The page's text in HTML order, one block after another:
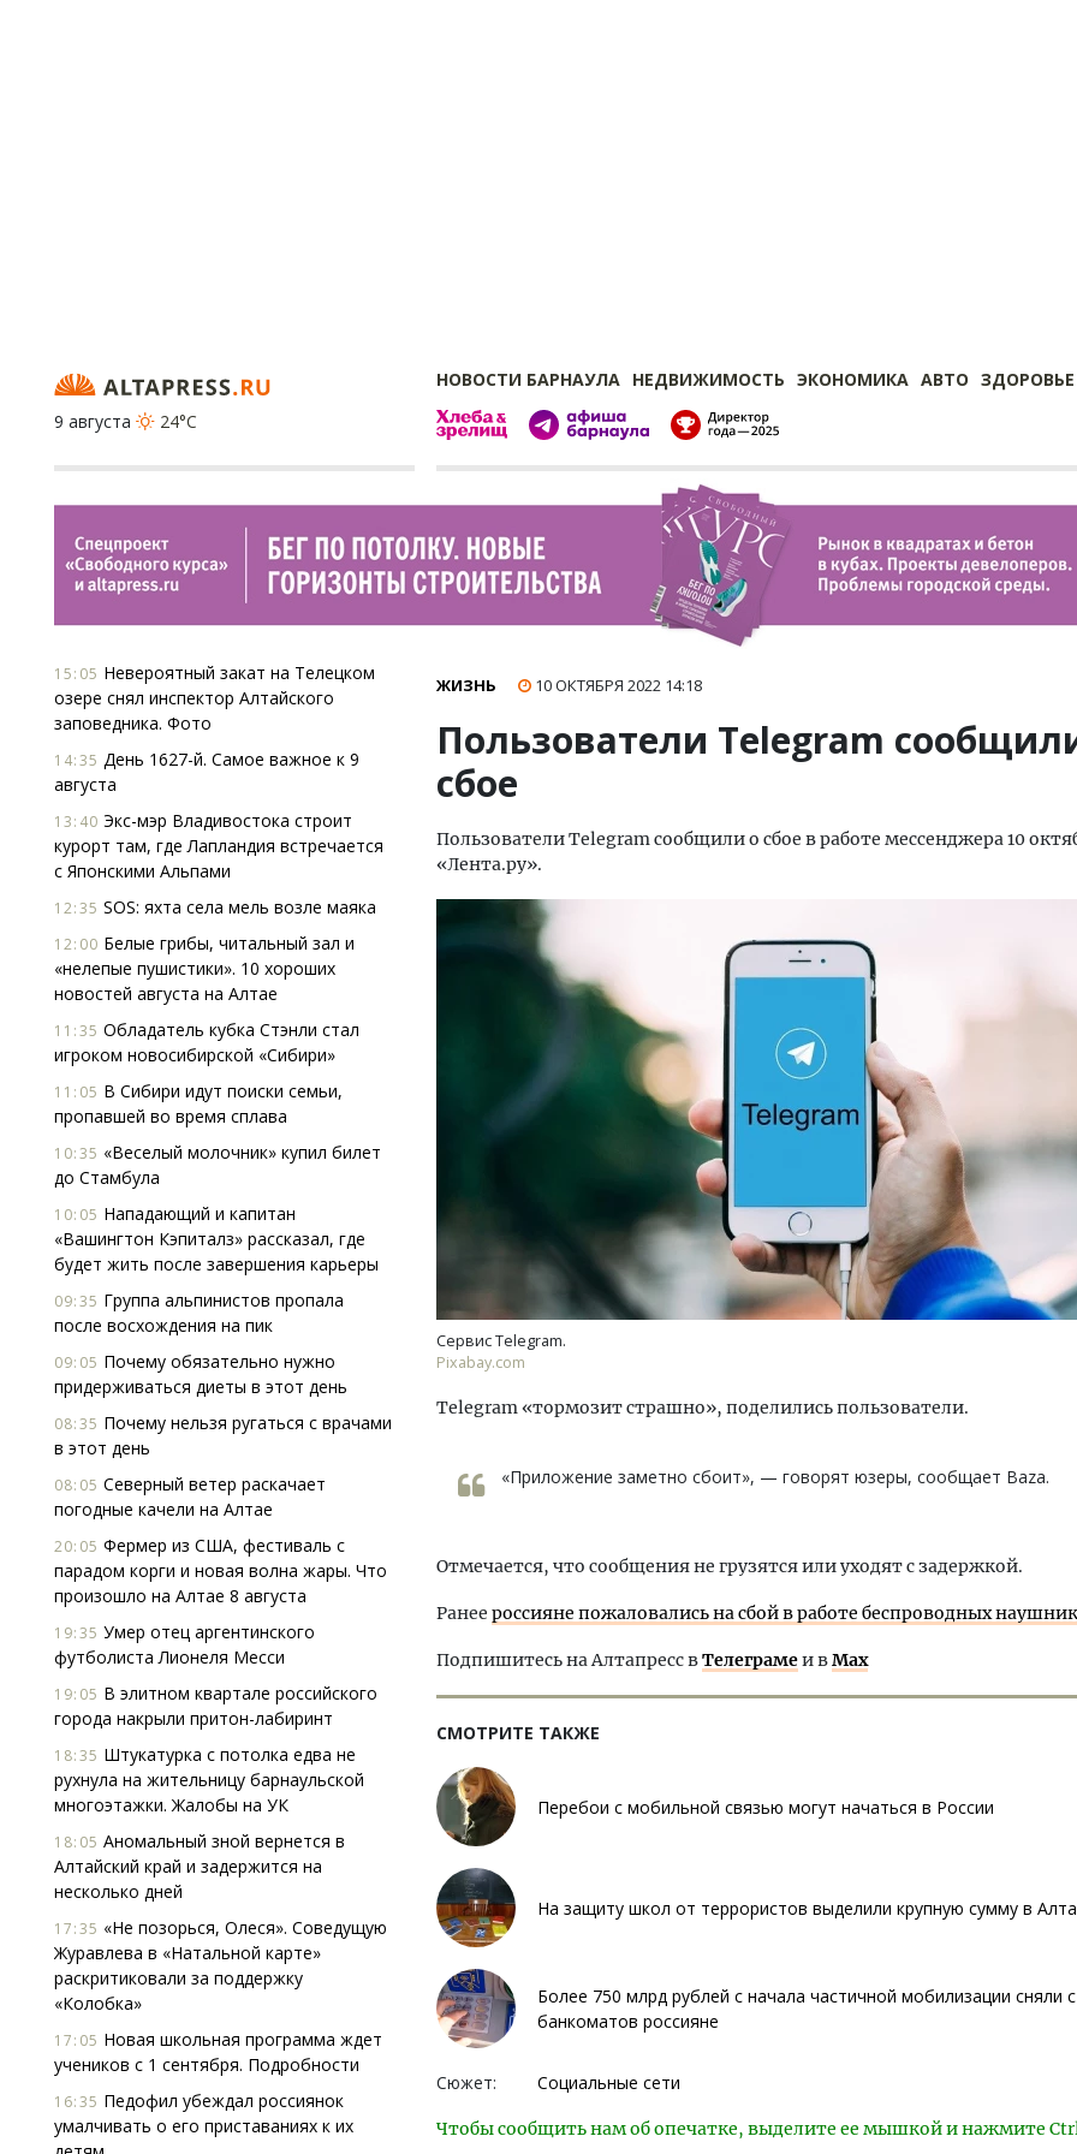
НОВОСТИ БАРНАУЛА НЕДВИЖИМОСТЬ ЭКОНОМИКА АВТО ЗДОРОВЬЕ
9 августа
24°C
15:05 Невероятный закат на Телецком
озере снял инспектор Алтайского
заповедника. Фото
14:35 День 1627-й. Самое важное к 9
августа
13:40 Экс-мэр Владивостока строит
курорт там, где Лапландия встречается
с Японскими Альпами
12:35 SOS: яхта села мель возле маяка
12:00 Белые грибы, читальный зал и
«нелепые пушистики». 10 хороших
новостей августа на Алтае
11:35 Обладатель кубка Стэнли стал
игроком новосибирской «Сибири»
11:05 В Сибири идут поиски семьи,
пропавшей во время сплава
10:35 «Веселый молочник» купил билет
до Стамбула
10:05 Нападающий и капитан
«Вашингтон Кэпиталз» рассказал, где
будет жить после завершения карьеры
09:35 Группа альпинистов пропала
после восхождения на пик
09:05 Почему обязательно нужно
придерживаться диеты в этот день
08:35 Почему нельзя ругаться с врачами
в этот день
08:05 Северный ветер раскачает
погодные качели на Алтае
20:05 Фермер из США, фестиваль с
парадом корги и новая волна жары. Что
произошло на Алтае 8 августа
19:35 Умер отец аргентинского
футболиста Лионеля Месси
19:05 В элитном квартале российского
города накрыли притон-лабиринт
18:35 Штукатурка с потолка едва не
рухнула на жительницу барнаульской
многоэтажки. Жалобы на УК
18:05 Аномальный зной вернется в
Алтайский край и задержится на
несколько дней
17:35 «Не позорься, Олеся». Соведущую
Журавлева в «Натальной карте»
раскритиковали за поддержку
«Колобка»
17:05 Новая школьная программа ждет
учеников с 1 сентября. Подробности
16:35 Педофил убеждал россиянок
умалчивать о его приставаниях к их
ЖИЗНЬ 10 ОКТЯБРЯ 2022 14:18
Пользователи Telegram
сбое
Пользователи Telegram сообщили о сбое в работе мессенджера 10
«Лента.ру».
Сервис Telegram.
Pixabay.com
Telegram «тормозит страшно», поделились пользователи.
«Приложение заметно сбоит», — говорят юзеры, сообщает Baza.
Отмечается, что сообщения не грузятся или уходят с задержкой.
Ранее россияне пожаловались на сбой в работе беспроводных
Подпишитесь на Алтапресс вТелеграмеи вMax
СМОТРИТЕ ТАКЖЕ
Перебои с мобильной связью могут начаться в России
На защиту школ от террористов выделили крупную сумму в
Более 750 млрд рублей с начала частичной мобилизации сняли с
банкоматов россияне
Сюжет: Социальные сети
Чтобы сообщить нам об опечатке, выделите ее мышкой и нажмите
Ищем новые берега. Гендиректор
«Жилищной инициативы» Юрий
Гатилов — о том, как девелоперу
оставаться на плаву, когда рынок
СТРОИТЕЛЬСТВО
Двухуровневые номера и
Каким будет новый бутик-